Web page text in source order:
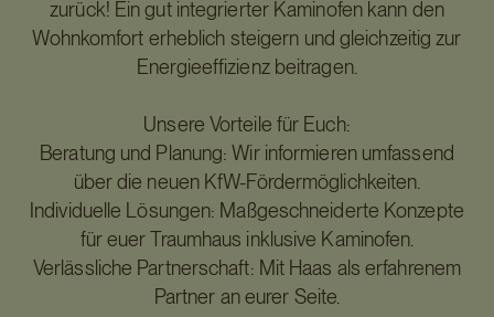
zurück! Ein gut integrierter Kaminofen kann den
Wohnkomfort erheblich steigern und gleichzeitig zur
Energieeffizienz beitragen.
Unsere Vorteile für Euch:
Beratung und Planung: Wir informieren umfassend
über die neuen KfW-Fördermöglichkeiten.
Individuelle Lösungen: Maßgeschneiderte Konzepte
für euer Traumhaus inklusive Kaminofen.
Verlässliche Partnerschaft: Mit Haas als erfahrenem
Partner an eurer Seite.